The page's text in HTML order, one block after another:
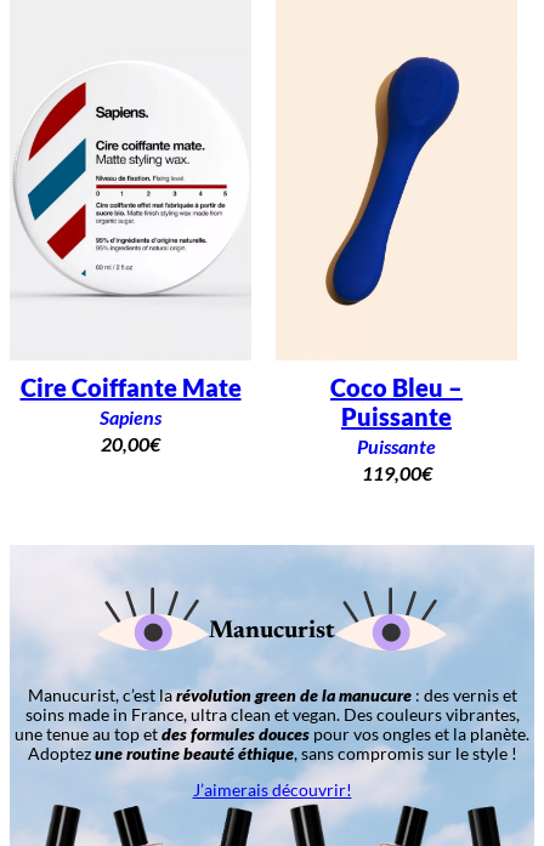
Cire Coiffante Mate
Sapiens
20,00€
Coco Bleu –
Puissante
Puissante
119,00€
Manucurist
Manucurist, c’est larévolution green de la manucure: des vernis et
soins made in France, ultra clean et vegan. Des couleurs vibrantes,
une tenue au top etdes formules douces pour vos ongles et la planète.
Adoptezune routine beauté éthique, sans compromis sur le style !
J’aimerais découvrir!